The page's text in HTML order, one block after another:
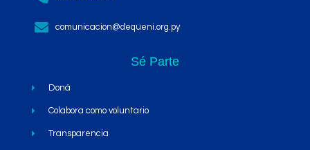
comunicacion@dequeni.org.py
Sé Parte
Doná
Colabora como voluntario
Transparencia